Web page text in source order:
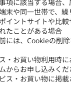
項に該当する場合
末や同一世帯で、
イントサイトや比
たことがある場合
には、Cookieの削
・お買い物利用時
からお申し込みくだ
ス・お買い物に掲載